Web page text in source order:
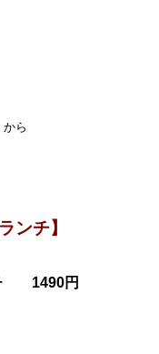
ら
ンチ】
1490円